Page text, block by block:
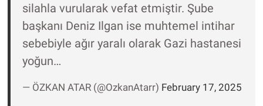
silahla vurularak vefat etmiştir. Şube
başkanı Deniz Ilgan ise muhtemel intihar
sebebiyle ağır yaralı olarak Gazi hastanesi
yoğun…
— ÖZKAN ATAR (@OzkanAtarr) February 17, 2025